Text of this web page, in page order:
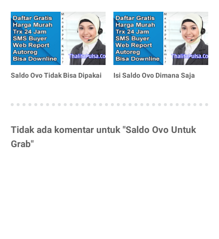
Saldo Ovo Tidak Bisa Dipakai Isi Saldo Ovo Dimana Saja
Tidak ada komentar untuk "Saldo Ovo Untuk
Grab"